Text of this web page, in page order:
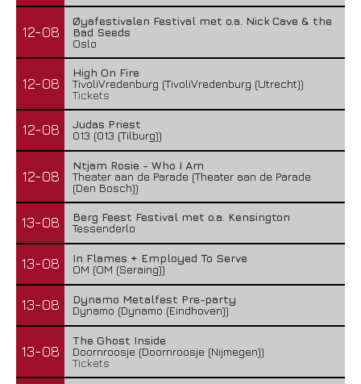
12-08
Øyafestivalen Festival met o.a. Nick Cave & the
Bad Seeds
Oslo
12-08
High On Fire
TivoliVredenburg (TivoliVredenburg (Utrecht))
Tickets
12-08
Judas Priest
013 (013 (Tilburg))
12-08
Ntjam Rosie - Who I Am
Theater aan de Parade (Theater aan de Parade
(Den Bosch))
13-08
Berg Feest Festival met o.a. Kensington
Tessenderlo
13-08
In Flames + Employed To Serve
OM (OM (Seraing))
13-08
Dynamo Metalfest Pre-party
Dynamo (Dynamo (Eindhoven))
13-08
The Ghost Inside
Doornroosje (Doornroosje (Nijmegen))
Tickets